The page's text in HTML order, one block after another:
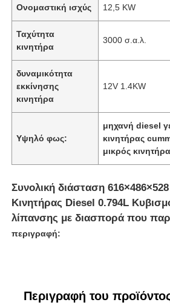
Ονομαστική ισχύς 12,5 KW
Ταχύτητα
κινητήρα
3000 σ.α.λ.
δυναμικότητα
εκκίνησης
κινητήρα
12V 1.4KW
Υψηλό φως:
μηχανή diesel
κινητήρας
μικρός
Συνολική διάσταση
Κινητήρας Diesel 0.794L
λίπανσης με διασπορά που
περιγραφή:
Περιγραφή του